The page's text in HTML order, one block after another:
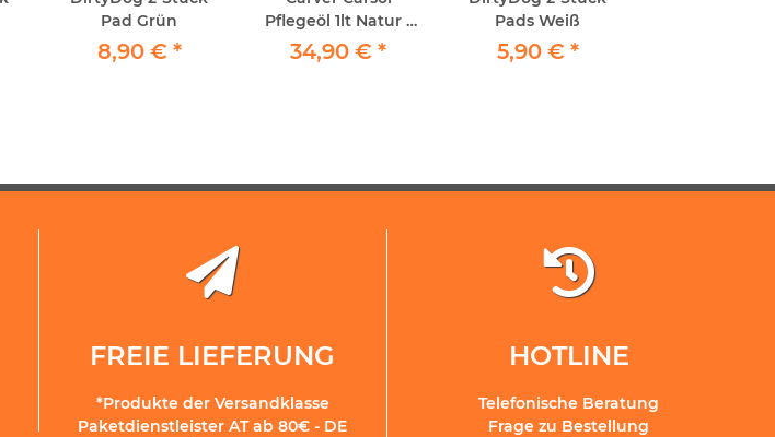
Pad Grün
8,90 € *
Pflegeöl 1lt Natur /
Neutraler Grund -
Pflegeöl für geöltes
34,90 € *
Pads Weiß
5,90 € *
FREIE LIEFERUNG
*Produkte der Versandklasse
Paketdienstleister AT ab 80€ - DE
HOTLINE
Telefonische Beratung
Frage zu Bestellung